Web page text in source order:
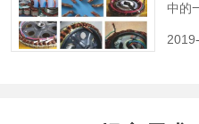
中的
直接